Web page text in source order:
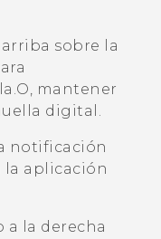
sobre la
O, mantener
digital.
notificación
la aplicación
a la derecha